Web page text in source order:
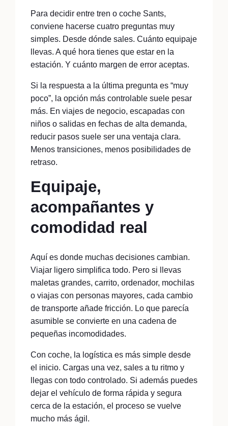
Para decidir entre tren o coche Sants,
conviene hacerse cuatro preguntas muy
simples. Desde dónde sales. Cuánto equipaje
llevas. A qué hora tienes que estar en la
estación. Y cuánto margen de error aceptas.
Si la respuesta a la última pregunta es “muy
poco”, la opción más controlable suele pesar
más. En viajes de negocio, escapadas con
niños o salidas en fechas de alta demanda,
reducir pasos suele ser una ventaja clara.
Menos transiciones, menos posibilidades de
retraso.
Equipaje,
acompañantes y
comodidad real
Aquí es donde muchas decisiones cambian.
Viajar ligero simplifica todo. Pero si llevas
maletas grandes, carrito, ordenador, mochilas
o viajas con personas mayores, cada cambio
de transporte añade fricción. Lo que parecía
asumible se convierte en una cadena de
pequeñas incomodidades.
Con coche, la logística es más simple desde
el inicio. Cargas una vez, sales a tu ritmo y
llegas con todo controlado. Si además puedes
dejar el vehículo de forma rápida y segura
cerca de la estación, el proceso se vuelve
mucho más ágil.